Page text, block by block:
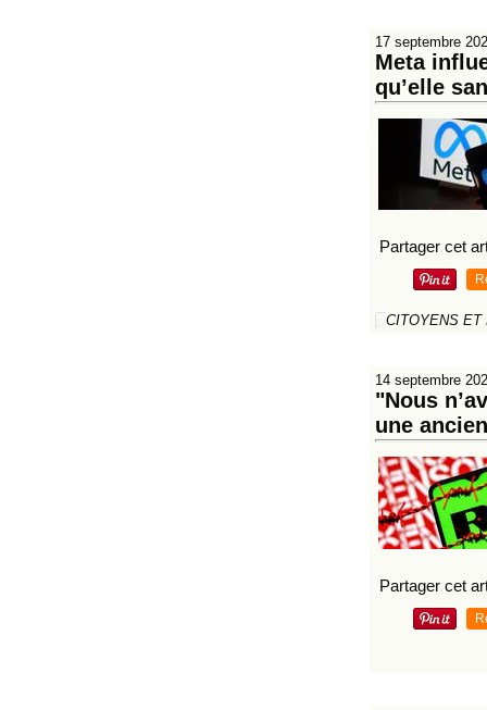
17 septembre
Meta
qu’elle
Partager cet
CITOYENS ET
14 septembre
"Nous
une
Partager cet